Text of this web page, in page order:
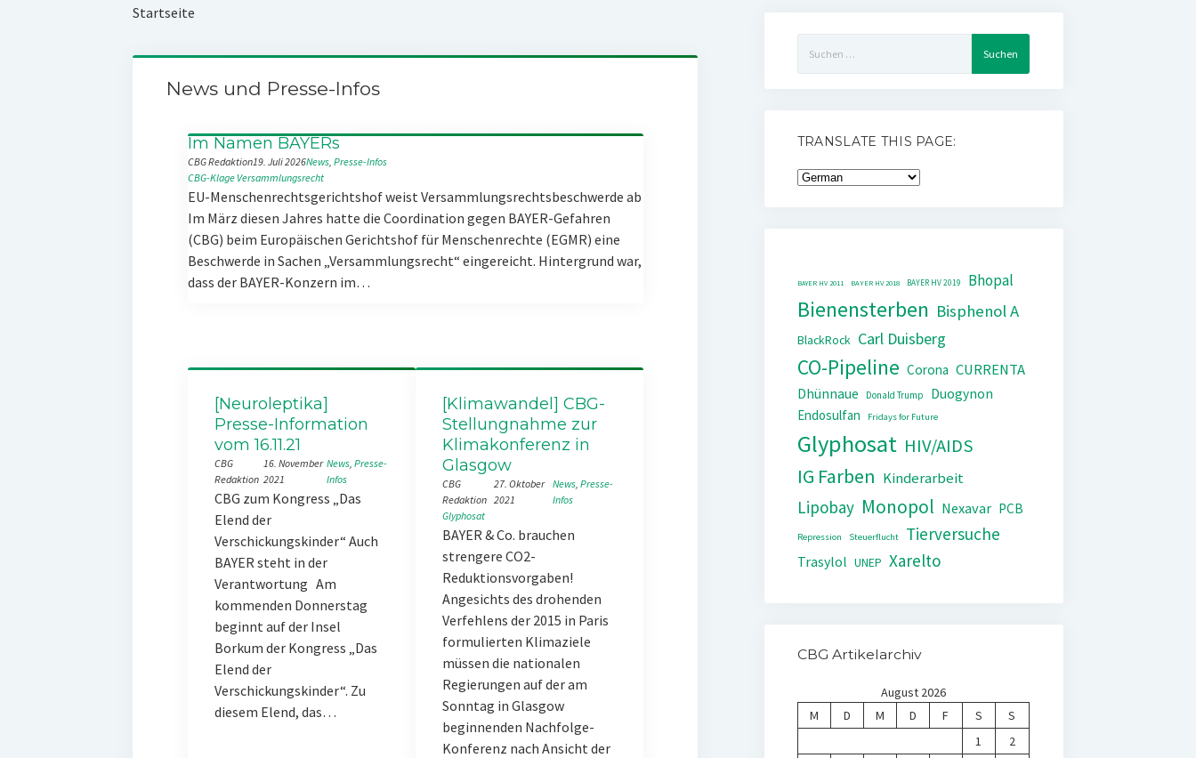
Startseite
News und Presse-Infos
Im Namen BAYERs
CBG Redaktion19. Juli 2026News, Presse-Infos
CBG-Klage Versammlungsrecht
EU-Menschenrechtsgerichtshof weist Versammlungsrechtsbeschwerde ab
Im März diesen Jahres hatte die Coordination gegen BAYER-Gefahren
(CBG) beim Europäischen Gerichtshof für Menschenrechte (EGMR) eine
Beschwerde in Sachen „Versammlungsrecht“ eingereicht. Hintergrund war,
dass der BAYER-Konzern im…
[Neuroleptika]
Presse-Information
vom 16.11.21
CBG
Redaktion
16. November
2021
News, Presse-
Infos
CBG zum Kongress „Das
Elend der
Verschickungskinder“ Auch
BAYER steht in der
Verantwortung Am
kommenden Donnerstag
beginnt auf der Insel
Borkum der Kongress „Das
Elend der
Verschickungskinder“. Zu
diesem Elend, das…
[Klimawandel] CBG-
Stellungnahme zur
Klimakonferenz in
Glasgow
CBG
Redaktion
27. Oktober
2021
News, Presse-
Infos
Glyphosat
BAYER & Co. brauchen
strengere CO2-
Reduktionsvorgaben!
Angesichts des drohenden
Verfehlens der 2015 in Paris
formulierten Klimaziele
müssen die nationalen
Regierungen auf der am
Sonntag in Glasgow
beginnenden Nachfolge-
Konferenz nach Ansicht der
nach:
TRANSLATE THIS PAGE:
BAYER HV 2011 BAYER HV 2018 BAYER HV 2019 Bhopal
Bienensterben Bisphenol A
BlackRock Carl Duisberg
CO-Pipeline Corona CURRENTA
Dhünnaue Donald Trump
Duogynon
Endosulfan
Fridays for Future
Glyphosat HIV/AIDS
IG Farben Kinderarbeit
Lipobay Monopol Nexavar PCB
Repression Steuerflucht Tierversuche
Trasylol UNEP Xarelto
CBG Artikelarchiv
August 2026
M
D M D F S
S
1
2